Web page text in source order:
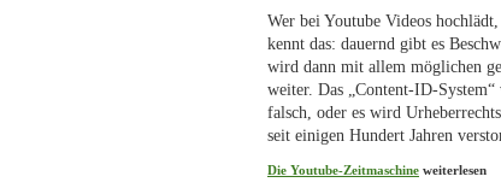
Wer bei Youtube Videos
kennt das: dauernd gibt es
wird dann mit allem möglichen
weiter. Das „Content-ID-
falsch, oder es wird
seit einigen Hundert Jahren
Die Youtube-Zeitmaschine weiterlesen